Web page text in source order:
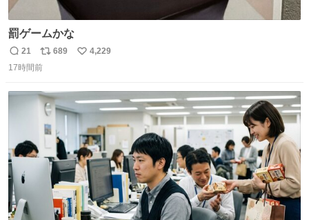
罰ゲームかな
返
信
21
リ
ポ
ト
数
689
い
数
4,229
17時間前